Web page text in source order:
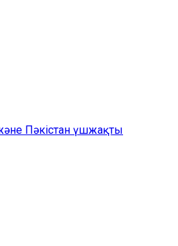
Пәкістан үшжақты